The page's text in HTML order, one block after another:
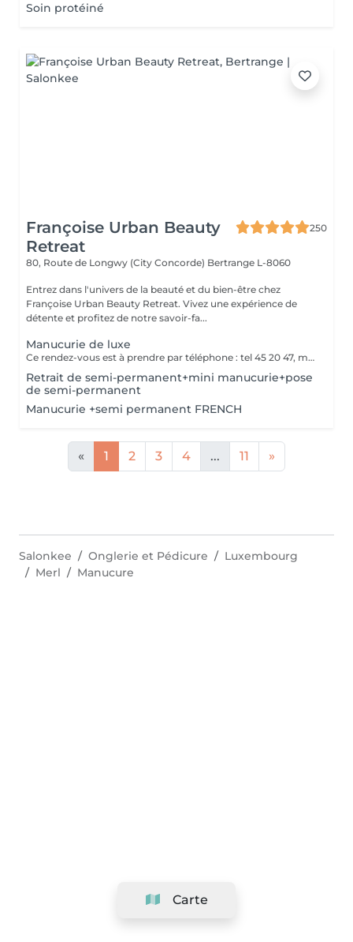
Soin protéiné
Françoise Urban Beauty
Retreat
250
80, Route de Longwy (City Concorde) Bertrange L-8060
Entrez dans l'univers de la beauté et du bien-être chez
Françoise Urban Beauty Retreat. Vivez une expérience de
détente et profitez de notre savoir-fa...
Manucurie de luxe
Ce rendez-vous est à prendre par téléphone : tel 45 20 47, merci
Retrait de semi-permanent+mini manucurie+pose
de semi-permanent
Manucurie +semi permanent FRENCH
« 1 2 3 4 ... 11 »
Carte
Salonkee Onglerie et Pédicure
Luxembourg
Merl
Manucure